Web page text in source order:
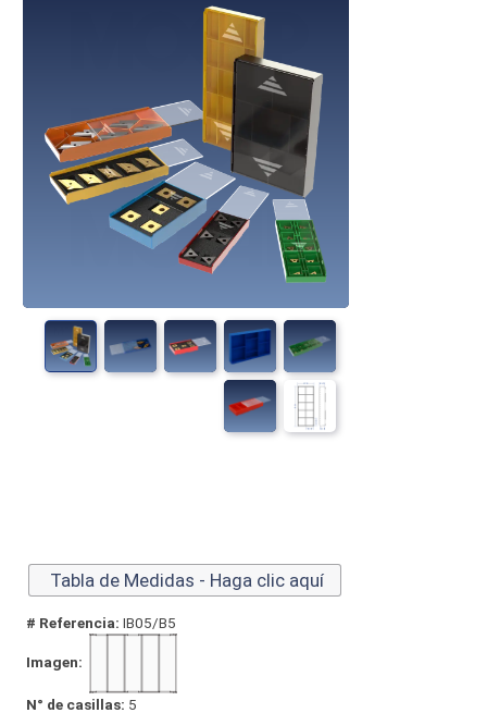
Tabla de Medidas - Haga clic aquí
# Referencia: IB05/B5
Imagen:
N° de casillas: 5